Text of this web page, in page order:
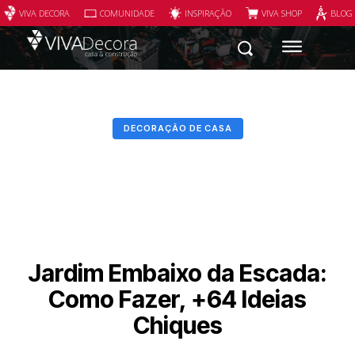
VIVA DECORA COMUNIDADE INSPIRAÇÃO VIVA SHOP
DECORAÇÃO DE CASA
Jardim Embaixo da Escada:
Como Fazer, +64 Ideias
Chiques